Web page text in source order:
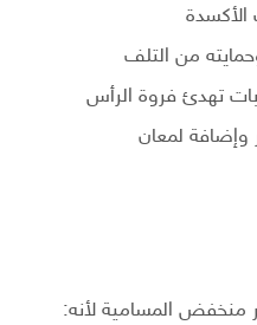
من التلف
تهدئ فروة الرأس
لمعان
منخفض المسامية لأنه: